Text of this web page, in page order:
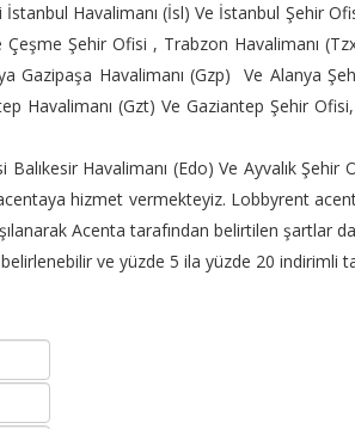
Havalimanı (İsl) Ve İstanbul Şehir
Şehir Ofisi , Trabzon Havalimanı
Gazipaşa Havalimanı (Gzp) Ve Alanya
(Gzt) Ve Gaziantep Şehir
Havalimanı (Edo) Ve Ayvalık
hizmet vermekteyiz. Lobbyrent
Acenta tarafından belirtilen şartlar
ve yüzde 5 ila yüzde 20 indirimli